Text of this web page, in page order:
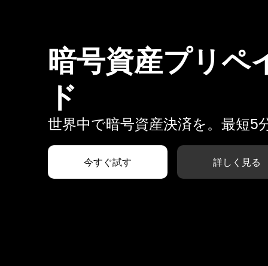
暗号資産プリペ
ド
世界中で暗号資産決済を。最短5
今すぐ試す 詳しく見る